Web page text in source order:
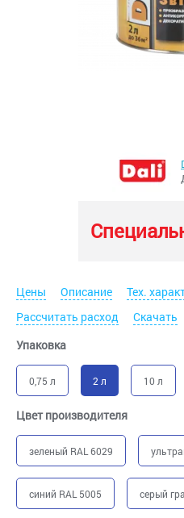
Цены Описание Тех.
Рассчитать расход
Скачать
Упаковка
0,75 л 2 л 10 л
Цвет производителя
зеленый RAL 6029
синий RAL 5005 серый